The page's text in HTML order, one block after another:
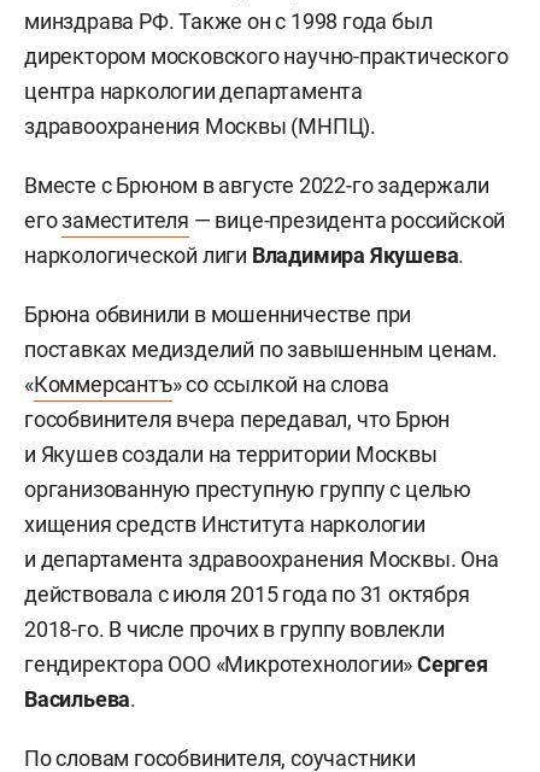
минздрава РФ. Также он с 1998 года был
директором московского научно-практического
центра наркологии департамента
здравоохранения Москвы (МНПЦ).
Вместе с Брюном в августе 2022-го задержали
егозаместителя — вице-президента российской
наркологической лиги Владимира Якушева.
Брюна обвинили в мошенничестве при
поставках медизделий по завышенным ценам.
«Коммерсантъ» со ссылкой на слова
гособвинителя вчера передавал, что Брюн
и Якушев создали на территории Москвы
организованную преступную группу с целью
хищения средств Института наркологии
и департамента здравоохранения Москвы. Она
действовала с июля 2015 года по 31 октября
2018-го. В числе прочих в группу вовлекли
гендиректора ООО «Микротехнологии»Сергея
Васильева.
По словам гособвинителя, соучастники